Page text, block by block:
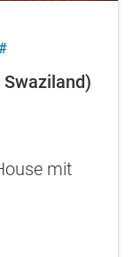
mit